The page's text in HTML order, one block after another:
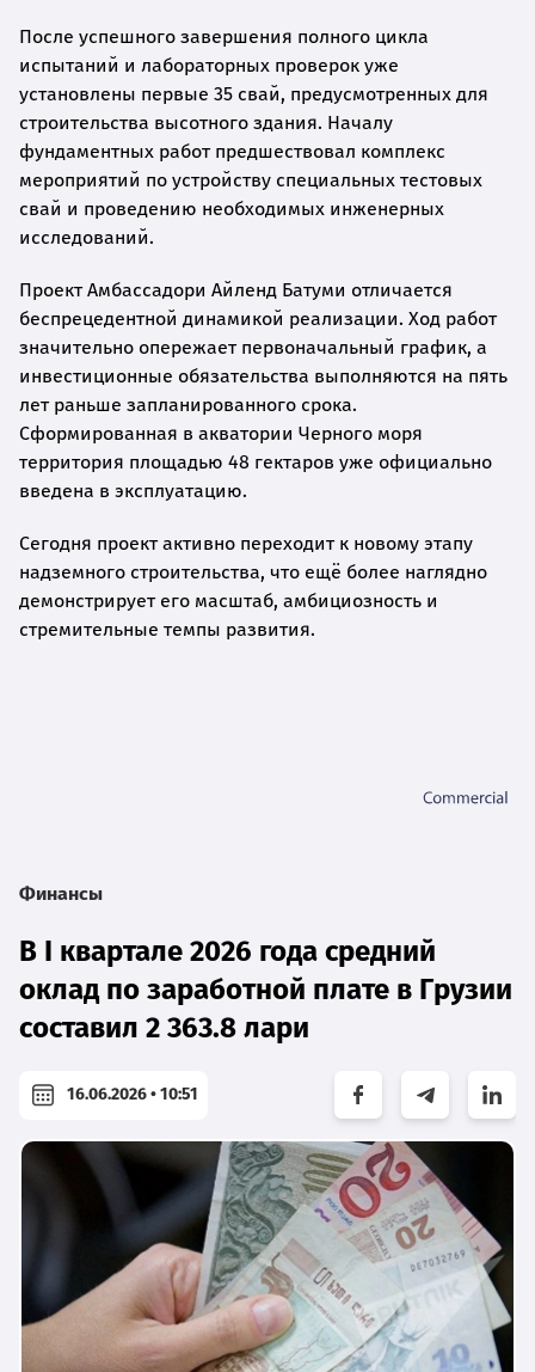
После успешного завершения полного цикла
испытаний и лабораторных проверок уже
установлены первые 35 свай, предусмотренных для
строительства высотного здания. Началу
фундаментных работ предшествовал комплекс
мероприятий по устройству специальных тестовых
свай и проведению необходимых инженерных
исследований.
Проект Амбассадори Айленд Батуми отличается
беспрецедентной динамикой реализации. Ход работ
значительно опережает первоначальный график, а
инвестиционные обязательства выполняются на пять
лет раньше запланированного срока.
Сформированная в акватории Черного моря
территория площадью 48 гектаров уже официально
введена в эксплуатацию.
Сегодня проект активно переходит к новому этапу
надземного строительства, что ещё более наглядно
демонстрирует его масштаб, амбициозность и
стремительные темпы развития.
Финансы
В I квартале 2026 года средний
оклад по заработной плате в Грузии
составил 2 363.8 лари
16.06.2026 • 10:51